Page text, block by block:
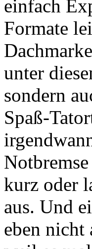
einfach
Formate
unter
sondern
Spaß-
kurz oder
aus. Und
eben